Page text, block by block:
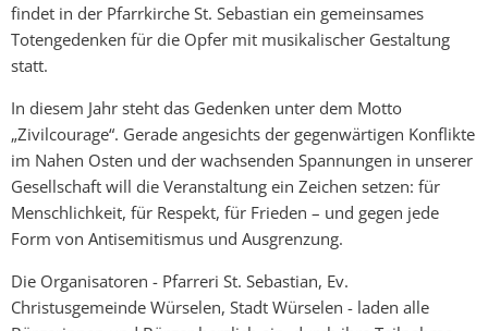
findet in der Pfarrkirche St. Sebastian ein gemeinsames
Totengedenken für die Opfer mit musikalischer Gestaltung
statt.
In diesem Jahr steht das Gedenken unter dem Motto
„Zivilcourage“. Gerade angesichts der gegenwärtigen Konflikte
im Nahen Osten und der wachsenden Spannungen in unserer
Gesellschaft will die Veranstaltung ein Zeichen setzen: für
Menschlichkeit, für Respekt, für Frieden – und gegen jede
Form von Antisemitismus und Ausgrenzung.
Die Organisatoren - Pfarreri St. Sebastian, Ev.
Christusgemeinde Würselen, Stadt Würselen - laden alle